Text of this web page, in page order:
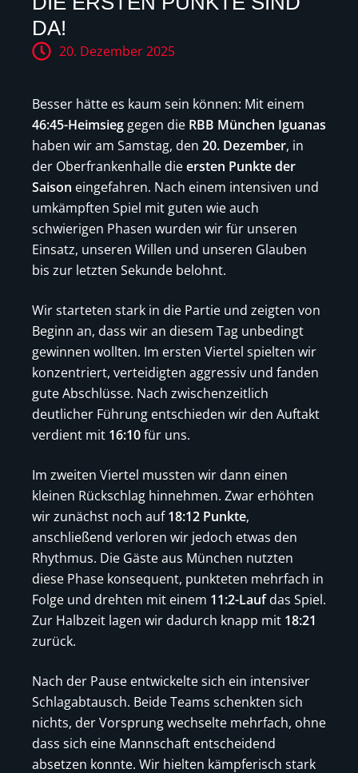
DA!
20. Dezember 2025
Besser hätte es kaum sein können: Mit einem
46:45-Heimsieg gegen die RBB München Iguanas
haben wir am Samstag, den 20. Dezember, in
der Oberfrankenhalle dieersten Punkte der
Saison eingefahren. Nach einem intensiven und
umkämpften Spiel mit guten wie auch
schwierigen Phasen wurden wir für unseren
Einsatz, unseren Willen und unseren Glauben
bis zur letzten Sekunde belohnt.
Wir starteten stark in die Partie und zeigten von
Beginn an, dass wir an diesem Tag unbedingt
gewinnen wollten. Im ersten Viertel spielten wir
konzentriert, verteidigten aggressiv und fanden
gute Abschlüsse. Nach zwischenzeitlich
deutlicher Führung entschieden wir den Auftakt
verdient mit 16:10für uns.
Im zweiten Viertel mussten wir dann einen
kleinen Rückschlag hinnehmen. Zwar erhöhten
wir zunächst noch auf18:12 Punkte,
anschließend verloren wir jedoch etwas den
Rhythmus. Die Gäste aus München nutzten
diese Phase konsequent, punkteten mehrfach in
Folge und drehten mit einem 11:2-Laufdas Spiel.
Zur Halbzeit lagen wir dadurch knapp mit 18:21
zurück.
Nach der Pause entwickelte sich ein intensiver
Schlagabtausch. Beide Teams schenkten sich
nichts, der Vorsprung wechselte mehrfach, ohne
dass sich eine Mannschaft entscheidend
absetzen konnte. Wir hielten kämpferisch stark